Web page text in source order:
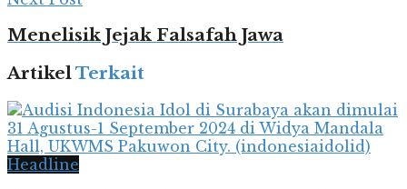
Menelisik Jejak Falsafah Jawa
ArtikelTerkait
Headline